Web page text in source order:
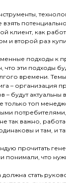
взять
кли­ент, как
и вто­рой раз
под­хо­ды к
что эти под­хо­ды
вре­мени.
– организация
будут актуальны
только топ
так важно,
и там, и
прочитать
понимали, что
должна стать